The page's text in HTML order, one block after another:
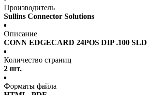
Производитель
Sullins Connector Solutions
Описание
CONN EDGECARD 24POS DIP .100 SLD
Количество страниц
2 шт.
Форматы файла